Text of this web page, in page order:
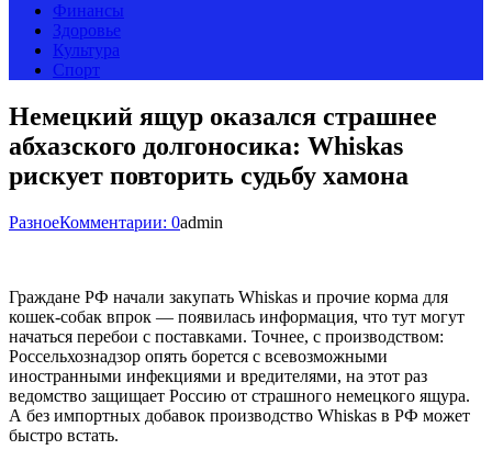
Финансы
Здоровье
Культура
Спорт
Немецкий ящур оказался страшнее
абхазского долгоносика: Whiskas
рискует повторить судьбу хамона
РазноеКомментарии: 0admin
Граждане РФ начали закупать Whiskas и прочие корма для
кошек-собак впрок — появилась информация, что тут могут
начаться перебои с поставками. Точнее, с производством:
Россельхознадзор опять борется с всевозможными
иностранными инфекциями и вредителями, на этот раз
ведомство защищает Россию от страшного немецкого ящура.
А без импортных добавок производство Whiskas в РФ может
быстро встать.